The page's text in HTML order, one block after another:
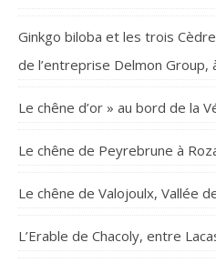
Ginkgo biloba et les trois
de l’entreprise Delmon
Le chêne d’or » au bord de la
Le chêne de Peyrebrune à
Le chêne de Valojoulx, Vallée
L’Erable de Chacoly, entre